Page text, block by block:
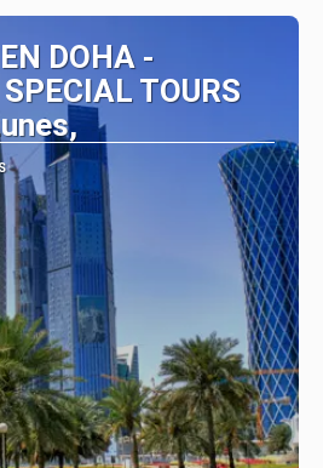
DOHA -
TOURS